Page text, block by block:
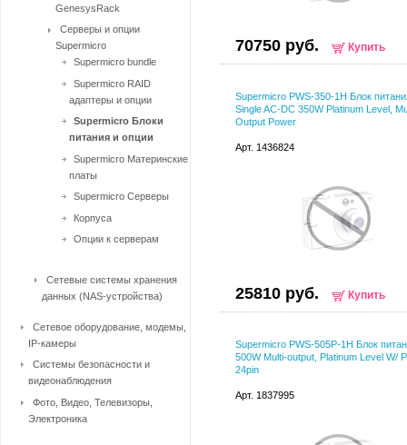
70750 руб. Купить
Supermicro PWS-350-1H Блок
Single AC-DC 350W Platinum Level,
Output Power
Арт. 1436824
25810 руб. Купить
Supermicro PWS-505P-1H Блок
500W Multi-output, Platinum Level W/
24pin
Арт. 1837995
GenesysRack
Серверы и опции
Supermicro
Supermicro bundle
Supermicro RAID
адаптеры и опции
Supermicro Блоки
питания и опции
Supermicro Материнские
платы
Supermicro Серверы
Корпуса
Опции к серверам
Сетевые системы хранения
данных (NAS-устройства)
Сетевое оборудование, модемы,
IP-камеры
Системы безопасности и
видеонаблюдения
Фото, Видео, Телевизоры,
Электроника